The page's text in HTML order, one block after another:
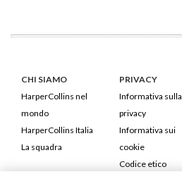
CHI SIAMO
HarperCollins nel
mondo
HarperCollins Italia
La squadra
PRIVACY
Informativa sulla
privacy
Informativa sui
cookie
Codice etico